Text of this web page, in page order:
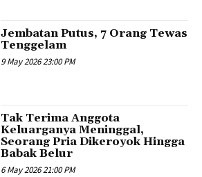
Jembatan Putus, 7 Orang Tewas
Tenggelam
9 May 2026 23:00 PM
Tak Terima Anggota
Keluarganya Meninggal,
Seorang Pria Dikeroyok Hingga
Babak Belur
6 May 2026 21:00 PM